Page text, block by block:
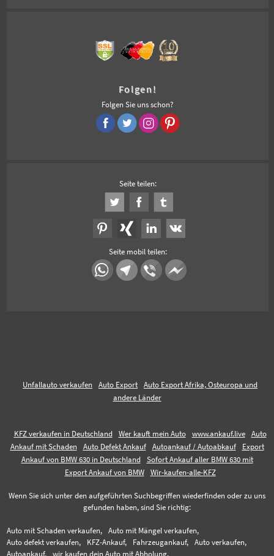
Folgen!
Folgen Sie uns schon?
Seite teilen:
Seite mobil teilen:
Unfallauto verkaufen Auto Export
Auto Export Afrika, Osteuropa und
andere Länder
KFZ verkaufen in Deutschland Wer kauft mein Auto www.ankauf.live
Auto
Ankauf mit Schaden
Auto Defekt Ankauf Autoankauf / Autoabkauf
Export
Ankauf von BMW 630 in Deutschland
Sofort Ankauf aller BMW 630 mit
Export Ankauf von BMW
Wir-kaufen-alle-KFZ
Wenn Sie sich unter den aufgeführten Suchbegriffen wiederfinden oder zu uns
gefunden haben, sind Sie richtig:
Auto mit Schaden verkaufen,
Auto mit Mängel verkaufen,
Auto defekt verkaufen,
KFZ-Ankauf, Fahrzeugankauf,
Auto verkaufen,
Autoankauf,
wir kaufen dein Auto mit Abholung,